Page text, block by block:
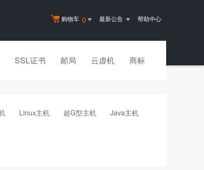
购物车 0 最新公告 帮助中心
SSL证书 邮局 云虚机 商标
Linux主机 超G型主机
Java主机